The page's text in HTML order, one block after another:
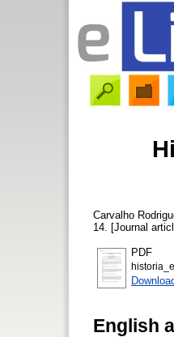
Carvalho
14. [Journal
PDF
English